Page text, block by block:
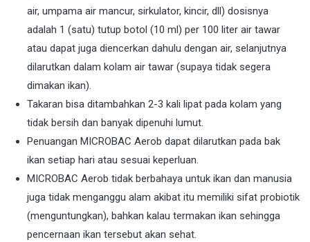
air, umpama air mancur, sirkulator, kincir, dll) dosisnya
adalah 1 (satu) tutup botol (10 ml) per 100 liter air tawar
atau dapat juga diencerkan dahulu dengan air, selanjutnya
dilarutkan dalam kolam air tawar (supaya tidak segera
dimakan ikan).
Takaran bisa ditambahkan 2-3 kali lipat pada kolam yang
tidak bersih dan banyak dipenuhi lumut.
Penuangan MICROBAC Aerob dapat dilarutkan pada bak
ikan setiap hari atau sesuai keperluan.
MICROBAC Aerob tidak berbahaya untuk ikan dan manusia
juga tidak menganggu alam akibat itu memiliki sifat probiotik
(menguntungkan), bahkan kalau termakan ikan sehingga
pencernaan ikan tersebut akan sehat.